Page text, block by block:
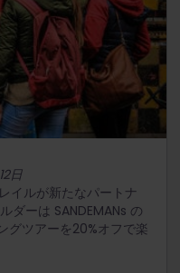
日
イルが新たなパートナ
ダーは SANDEMANs の
グツアーを20%オフで楽